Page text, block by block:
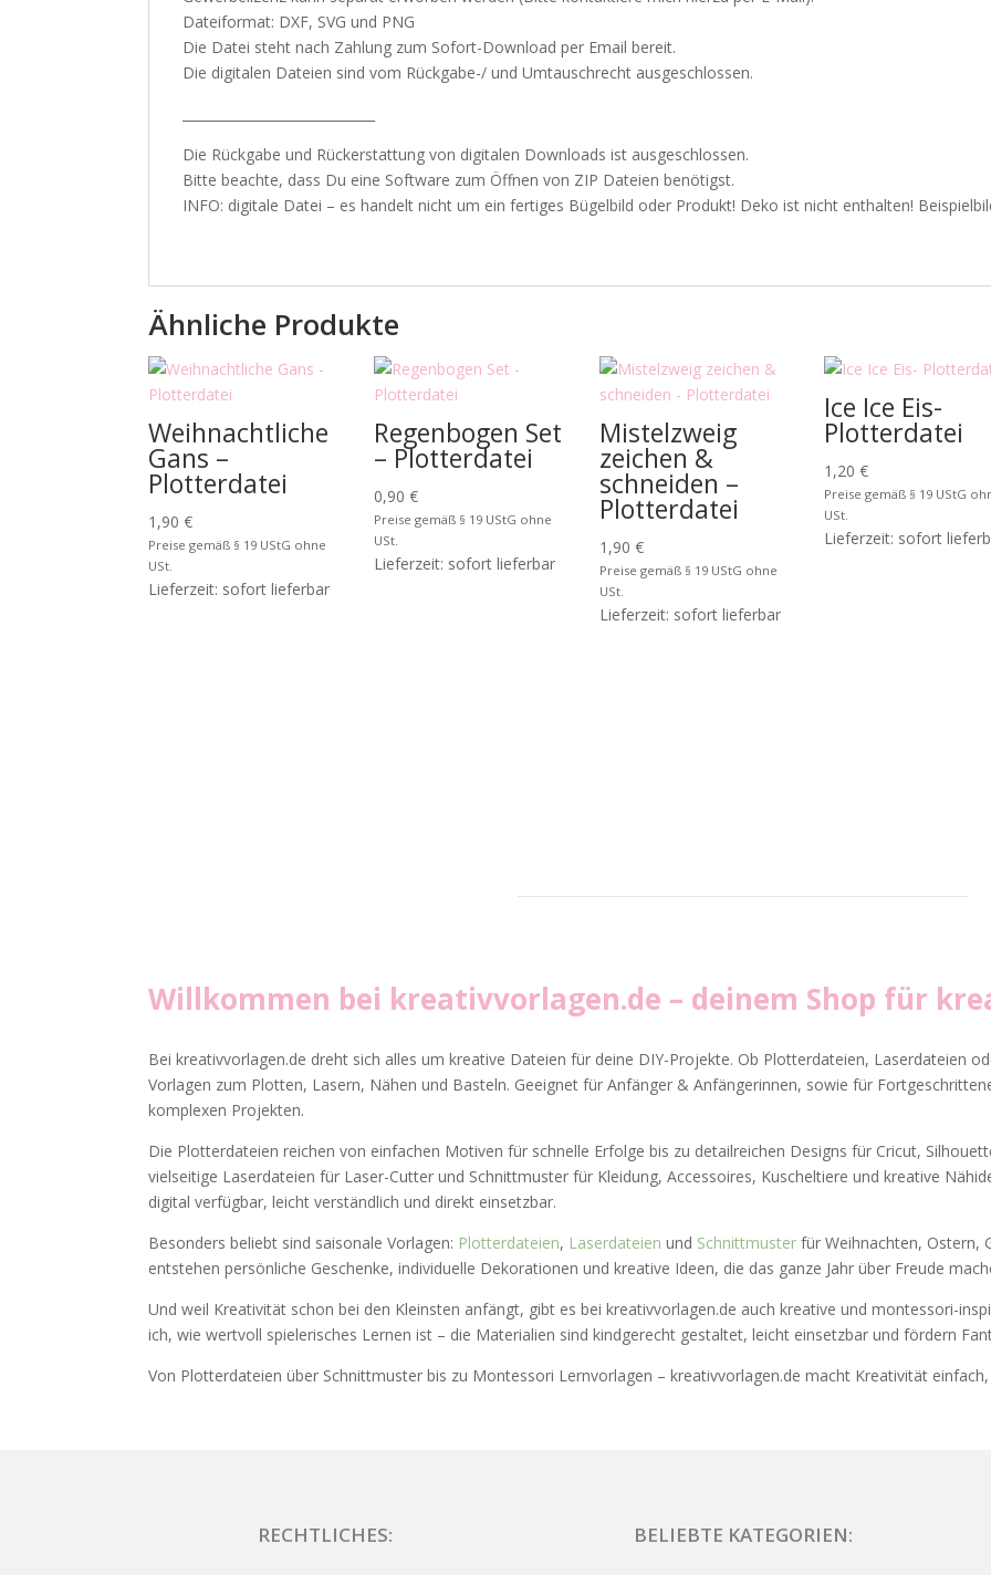
Dateiformat: DXF, SVG und PNG
Die Datei steht nach Zahlung zum Sofort-Download per Email bereit.
Die digitalen Dateien sind vom Rückgabe-/ und Umtauschrecht ausgeschlossen.
Die Rückgabe und Rückerstattung von digitalen Downloads ist ausgeschlossen.
Bitte beachte, dass Du eine Software zum Öffnen von ZIP Dateien benötigst.
INFO: digitale Datei – es handelt nicht um ein fertiges Bügelbild oder Produkt! Deko ist nicht enthalten!
Ähnliche Produkte
Weihnachtliche
Gans –
Plotterdatei
1,90€
Preise gemäß § 19 UStG ohne
USt.
Lieferzeit: sofort lieferbar
Regenbogen Set
– Plotterdatei
0,90€
Preise gemäß § 19 UStG ohne
USt.
Lieferzeit: sofort lieferbar
Mistelzweig
zeichen &
schneiden –
Plotterdatei
1,90 €
Preise gemäß § 19 UStG ohne
USt.
Lieferzeit: sofort lieferbar
Ice Ice Eis-
Plotterdatei
1,20€
Preise gemäß § 19 UStG
USt.
Lieferzeit: sofort
Willkommen bei kreativvorlagen.de – deinem Shop für
Bei kreativvorlagen.de dreht sich alles um kreative Dateien für deine DIY-Projekte. Ob Plotterdateien, Laserdateien
Vorlagen zum Plotten, Lasern, Nähen und Basteln. Geeignet für Anfänger & Anfängerinnen, sowie für
komplexen Projekten.
Die Plotterdateien reichen von einfachen Motiven für schnelle Erfolge bis zu detailreichen Designs für Cricut,
vielseitige Laserdateien für Laser-Cutter und Schnittmuster für Kleidung, Accessoires, Kuscheltiere und kreative
digital verfügbar, leicht verständlich und direkt einsetzbar.
Besonders beliebt sind saisonale Vorlagen: Plotterdateien, Laserdateien und Schnittmuster für Weihnachten, Ostern,
entstehen persönliche Geschenke, individuelle Dekorationen und kreative Ideen, die das ganze Jahr über Freude
Und weil Kreativität schon bei den Kleinsten anfängt, gibt es bei kreativvorlagen.de auch kreative und montessori-
ich, wie wertvoll spielerisches Lernen ist – die Materialien sind kindgerecht gestaltet, leicht einsetzbar und fördern
Von Plotterdateien über Schnittmuster bis zu Montessori Lernvorlagen – kreativvorlagen.de macht Kreativität
RECHTLICHES: BELIEBTE KATEGORIEN: